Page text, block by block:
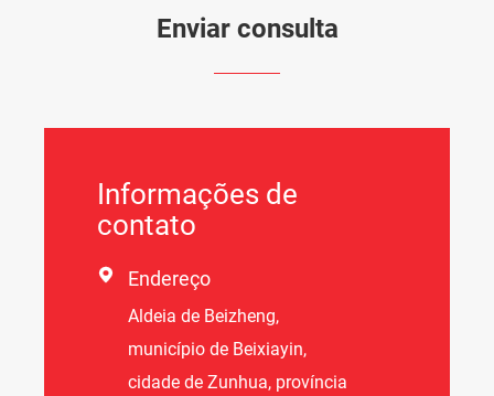
Enviar consulta
Informações de
contato
 Endereço
Aldeia de Beizheng,
município de Beixiayin,
cidade de Zunhua, província